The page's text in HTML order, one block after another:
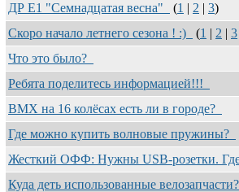
ДР Е1 "Семнадцатая весна"
(1 | 2 | 3)
Скоро начало летнего сезона ! :)
(1 | 2 | 3
Что это было?
Ребята поделитесь информацией!!!
BMX на 16 колёсах есть ли в городе?
Где можно купить волновые пружины?
Жесткий ОФФ: Нужны USB-розетки. Где
Куда деть использованные велозапчасти?